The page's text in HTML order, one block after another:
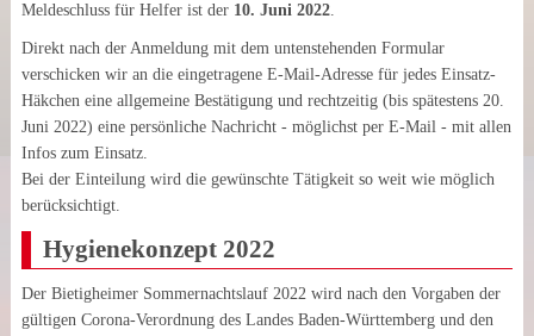
Meldeschluss für Helfer ist der 10. Juni 2022.
Direkt nach der Anmeldung mit dem untenstehenden Formular
verschicken wir an die eingetragene E-Mail-Adresse für jedes Einsatz-
Häkchen eine allgemeine Bestätigung und rechtzeitig (bis spätestens 20.
Juni 2022) eine persönliche Nachricht - möglichst per E-Mail - mit allen
Infos zum Einsatz.
Bei der Einteilung wird die gewünschte Tätigkeit so weit wie möglich
berücksichtigt.
Hygienekonzept 2022
Der Bietigheimer Sommernachtslauf 2022 wird nach den Vorgaben der
gültigen Corona-Verordnung des Landes Baden-Württemberg und den